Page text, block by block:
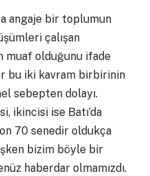
angaje bir toplumun
çalışan
muaf olduğunu ifade
bu iki kavram birbirinin
sebepten dolayı.
ikincisi ise Batı’da
70 senedir oldukça
bizim böyle bir
haberdar olmamızdı.